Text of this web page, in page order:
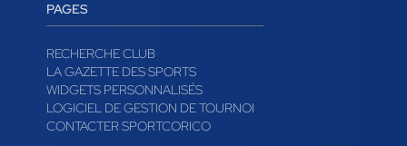
PAGES
RECHERCHE CLUB
LA GAZETTE DES SPORTS
WIDGETS PERSONNALISÉS
LOGICIEL DE GESTION DE TOURNOI
CONTACTER SPORTCORICO